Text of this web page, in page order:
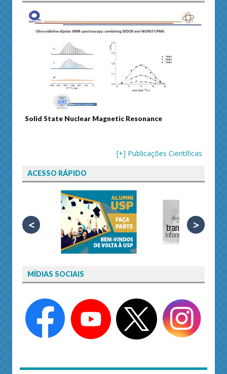
Resonance Journal of Separation Science
[+] Publicações Científicas
ACESSO RÁPIDO
< >
MÍDIAS SOCIAIS